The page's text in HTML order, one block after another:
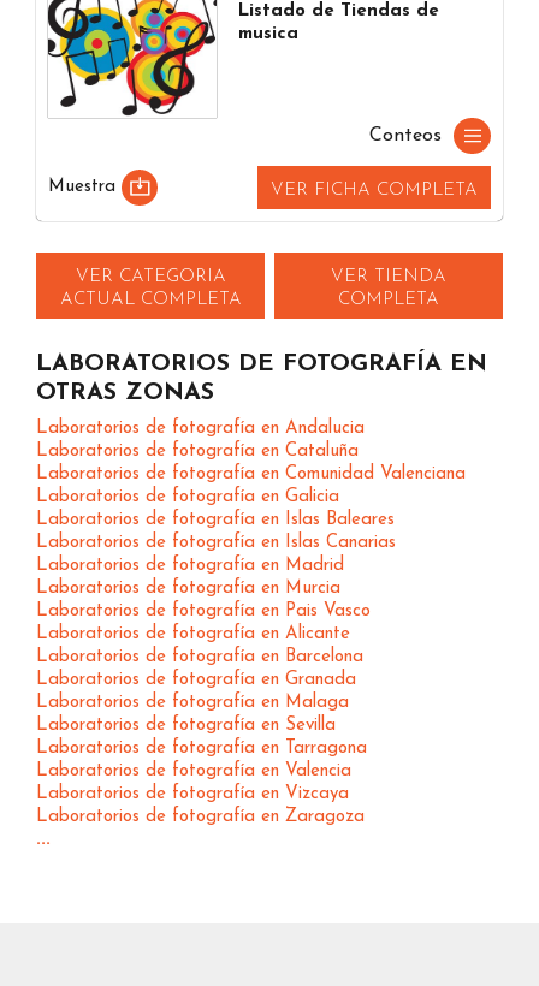
Listado de Tiendas de
musica
Conteos
Muestra VER FICHA COMPLETA
VER CATEGORIA
ACTUAL COMPLETA
VER TIENDA
COMPLETA
LABORATORIOS DE FOTOGRAFÍA EN
OTRAS ZONAS
Laboratorios de fotografía en Andalucia
Laboratorios de fotografía en Cataluña
Laboratorios de fotografía en Comunidad Valenciana
Laboratorios de fotografía en Galicia
Laboratorios de fotografía en Islas Baleares
Laboratorios de fotografía en Islas Canarias
Laboratorios de fotografía en Madrid
Laboratorios de fotografía en Murcia
Laboratorios de fotografía en Pais Vasco
Laboratorios de fotografía en Alicante
Laboratorios de fotografía en Barcelona
Laboratorios de fotografía en Granada
Laboratorios de fotografía en Malaga
Laboratorios de fotografía en Sevilla
Laboratorios de fotografía en Tarragona
Laboratorios de fotografía en Valencia
Laboratorios de fotografía en Vizcaya
Laboratorios de fotografía en Zaragoza
...